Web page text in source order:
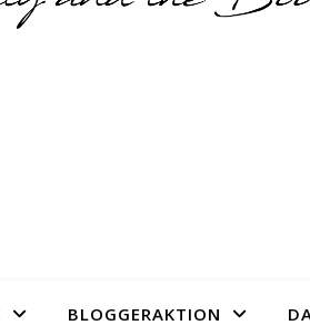
BLOGGERAKTION